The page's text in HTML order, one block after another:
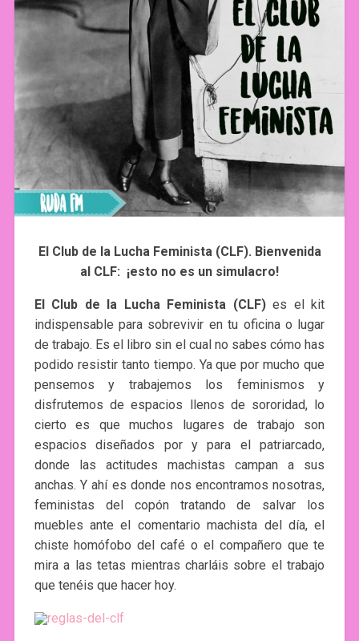
El Club de la Lucha Feminista (CLF). Bienvenida
al CLF: ¡esto no es un simulacro!
El Club de la Lucha Feminista (CLF)es el kit
indispensable para sobrevivir en tu oficina o lugar
de trabajo. Es el libro sin el cual no sabes cómo has
podido resistir tanto tiempo. Ya que por mucho que
pensemos y trabajemos los feminismos y
disfrutemos de espacios llenos de sororidad, lo
cierto es que muchos lugares de trabajo son
espacios diseñados por y para el patriarcado,
donde las actitudes machistas campan a sus
anchas. Y ahí es donde nos encontramos nosotras,
feministas del copón tratando de salvar los
muebles ante el comentario machista del día, el
chiste homófobo del café o el compañero que te
mira a las tetas mientras charláis sobre el trabajo
que tenéis que hacer hoy.